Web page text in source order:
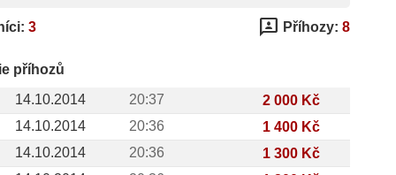
3 3p Příhozy: 8
příhozů
14.10.2014
20:37
2 000 Kč
14.10.2014
20:36
1 400 Kč
14.10.2014
20:36
1 300 Kč